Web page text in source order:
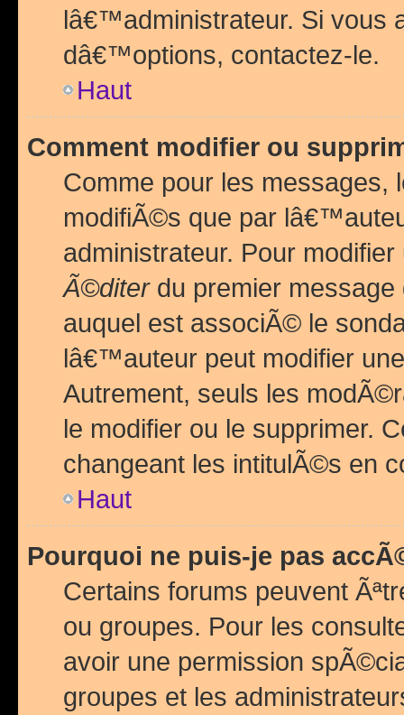
lâ€™administrateur. Si vous
dâ€™options, contactez-le.
Haut
Comment modifier ou
Comme pour les messages,
modifiÃ©s que par
administrateur. Pour
Ã©diterdu premier
auquel est associÃ© le
lâ€™auteur peut modifier
Autrement, seuls les
le modifier ou le supprimer.
changeant les intitulÃ©s en
Haut
Pourquoi ne puis-je pas
Certains forums peuvent
ou groupes. Pour les
avoir une permission
groupes et les